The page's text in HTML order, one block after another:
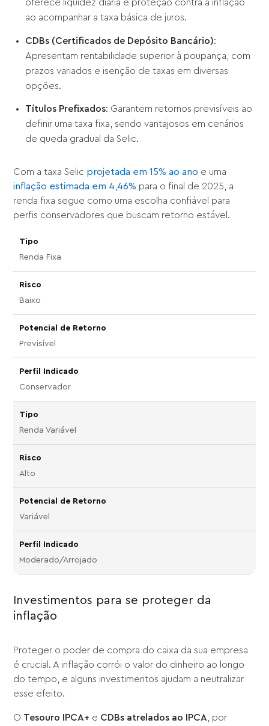
oferece liquidez diária e proteção contra a inflação
ao acompanhar a taxa básica de juros.
CDBs (Certificados de Depósito Bancário):
Apresentam rentabilidade superior à poupança, com
prazos variados e isenção de taxas em diversas
opções.
Títulos Prefixados: Garantem retornos previsíveis ao
definir uma taxa fixa, sendo vantajosos em cenários
de queda gradual da Selic.
Com a taxa Selic projetada em 15% ao ano e uma
inflação estimada em 4,46% para o final de 2025, a
renda fixa segue como uma escolha confiável para
perfis conservadores que buscam retorno estável.
Renda Fixa
Baixo
Previsível
Conservador
Renda Variável
Alto
Variável
Moderado/Arrojado
Investimentos para se proteger da
inflação
Proteger o poder de compra do caixa da sua empresa
é crucial. A inflação corrói o valor do dinheiro ao longo
do tempo, e alguns investimentos ajudam a neutralizar
esse efeito.
O Tesouro IPCA+ e CDBs atrelados ao IPCA , por